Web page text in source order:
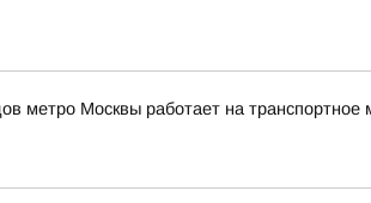
метро Москвы работает на транспортное